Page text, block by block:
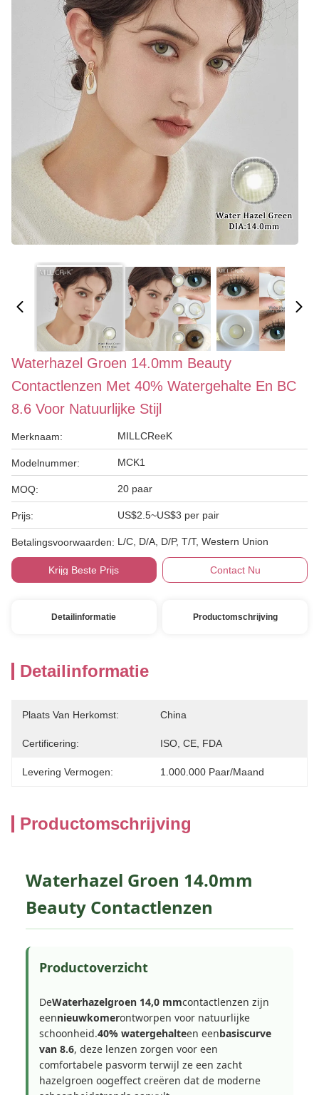
Waterhazel Groen 14.0mm Beauty
Contactlenzen Met 40% Watergehalte En BC
8.6 Voor Natuurlijke Stijl
Merknaam: MILLCReeK
Modelnummer: MCK1
MOQ: 20 paar
Prijs: US$2.5~US$3 per pair
Betalingsvoorwaarden: L/C, D/A, D/P, T/T, Western Union
Krijg Beste Prijs Contact Nu
Detailinformatie Productomschrijving
Detailinformatie
Plaats Van Herkomst: China
Certificering: ISO, CE, FDA
Levering Vermogen: 1.000.000 Paar/maand
Productomschrijving
Waterhazel Groen 14.0mm
Beauty Contactlenzen
Productoverzicht
DeWaterhazelgroen 14,0 mmcontactlenzen zijn
eennieuwkomerontworpen voor natuurlijke
schoonheid.40% watergehalteen eenbasiscurve
van 8.6, deze lenzen zorgen voor een
comfortabele pasvorm terwijl ze een zacht
hazelgroen oogeffect creëren dat de moderne